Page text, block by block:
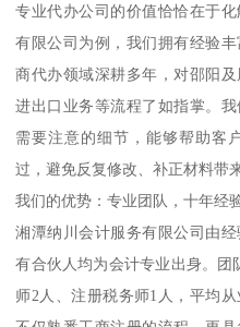
专业代办公司的价值恰恰在于
有限公司为例，我们拥有经验
商代办领域深耕多年，对邵阳
进出口业务等流程了如指掌。
需要注意的细节，能够帮助客
过，避免反复修改、补正材料带
我们的优势：专业团队，十年经
湘潭纳川会计服务有限公司由
有合伙人均为会计专业出身。
师2人、注册税务师1人，平均